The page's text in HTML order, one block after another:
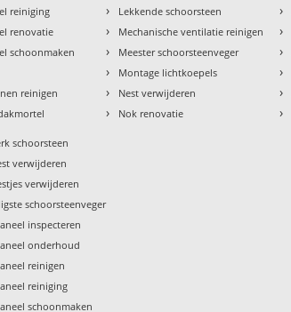
reiniging
renovatie
schoonmaken
reinigen
› Lekkende schoorsteen
› Mechanische ventilatie reinigen
› Meester schoorsteenveger
› Montage lichtkoepels
› Nest verwijderen
› Nok renovatie
›
›
›
›
›
›
schoorsteen
verwijderen
verwijderen
schoorsteenveger
inspecteren
onderhoud
reinigen
reiniging
schoonmaken